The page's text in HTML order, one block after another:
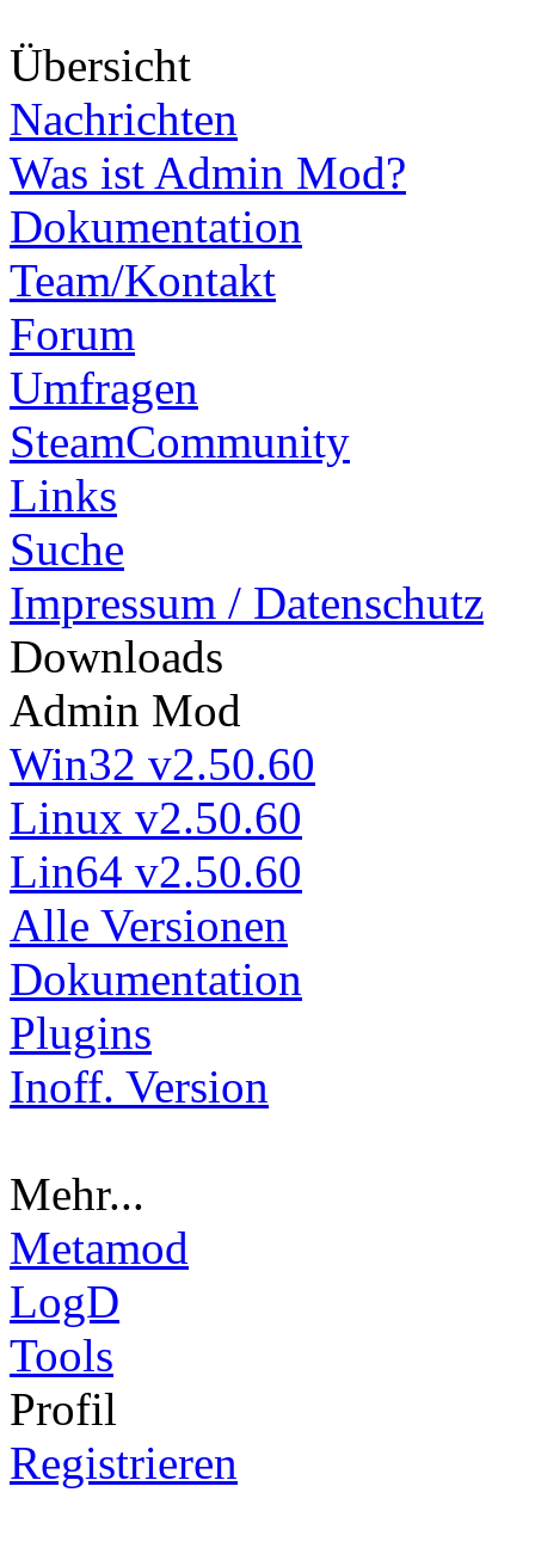
Übersicht
Nachrichten
Was ist Admin Mod?
Dokumentation
Team/Kontakt
Forum
Umfragen
SteamCommunity
Links
Suche
Impressum / Datenschutz
Downloads
Admin Mod
Win32 v2.50.60
Linux v2.50.60
Lin64 v2.50.60
Alle Versionen
Dokumentation
Plugins
Inoff. Version
Mehr...
Metamod
LogD
Tools
Profil
Registrieren